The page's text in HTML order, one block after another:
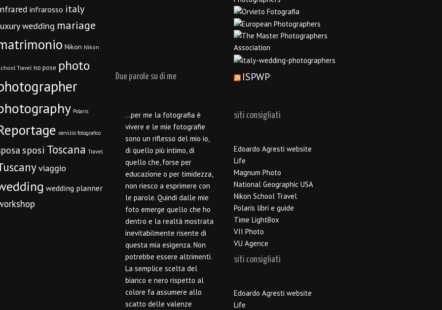
infrarosso italy
wedding mariage
Nikon Nikon
Travel no pose photo
Polaris
servizio fotografico
sposi Toscana Travel
viaggio
wedding planner
Due parole su di me
…per me la fotografia è
vivere e le mie fotografie
sono un riflesso del mio io,
di quello più intimo, di
quello che, forse per
educazione o per timidezza,
non riesco a esprimere con
le parole. Quindi dalle mie
foto emerge quello che ho
dentro e la realtà mostrata
inevitabilmente risente di
questa mia esigenza. Non
potrebbe essere altrimenti.
La semplice scelta del
bianco e nero rispetto al
colore fa assumere allo
scatto delle valenze
ISPWP
siti consigliati
Edoardo Agresti website
Life
Magnum Photo
National Geographic USA
Nikon School Travel
Polaris libri e guide
Time LightBox
VII Photo
VU Agence
siti consigliati
Edoardo Agresti website
Life